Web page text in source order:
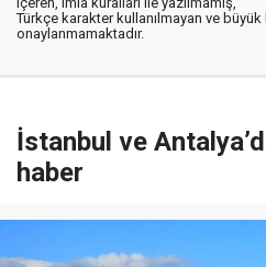
Türkçe karakter kullanılmayan ve büyük
onaylanmamaktadır.
İstanbul ve
haber